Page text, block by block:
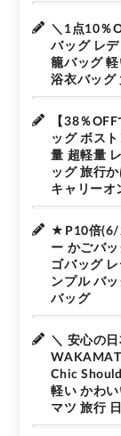
＼1点10％
バッグ レ
籠バッグ
浴衣バッグ
【38％
ッグ ボス
量 超軽量
ッグ 旅行
キャリーオ
★P10倍(6/
ー かごバ
ゴバッグ
ンプル バ
バッグ
＼ 安心の
Chic
軽い かわ
マツ 旅行